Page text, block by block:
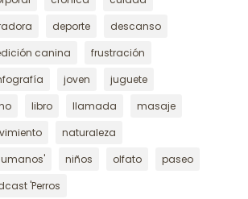
deporte
descanso
canina
frustración
joven
juguete
libro llamada
masaje
naturaleza
niños olfato
paseo
'Perros